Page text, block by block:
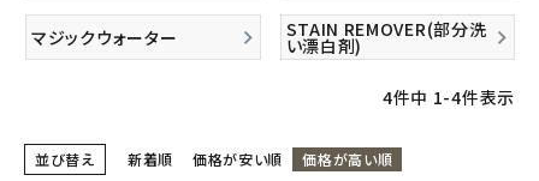
カテゴリーから探す
衛生用品
マジックウォーター STAIN REMOVER(部分洗
い漂白剤)
4件中 1-4件表示
並び替え 新着順 価格が安い順 価格が高い順